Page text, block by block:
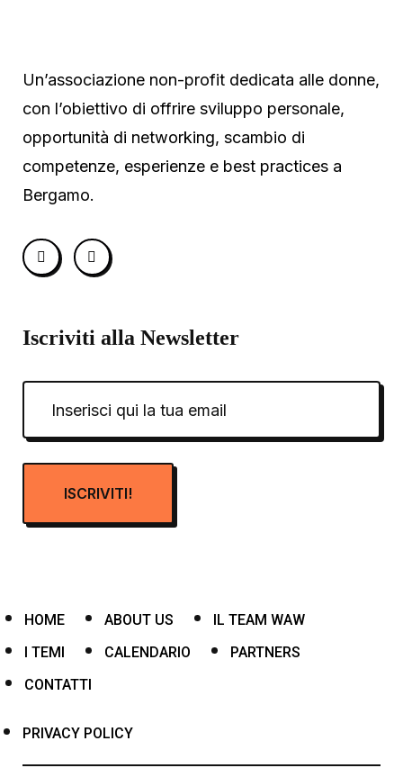
Un’associazione non-profit dedicata alle donne,
con l’obiettivo di offrire sviluppo personale,
opportunità di networking, scambio di
competenze, esperienze e best practices a
Bergamo.
Iscriviti alla Newsletter
HOME ABOUT US
IL TEAM WAW
I TEMI
CALENDARIO
PARTNERS
CONTATTI
PRIVACY POLICY